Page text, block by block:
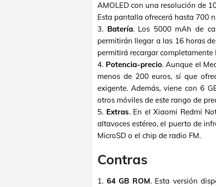
AMOLED con una resolución de
Esta pantalla ofrecerá hasta 700
3. Batería. Los 5000 mAh de
permitirán llegar a las 16 horas
permitirá recargar
4. Potencia-precio. Aunque el
menos de 200 euros, sí que
exigente. Además, viene con 6
otros móviles de este rango de
5. Extras. En el Xiaomi Redmi
altavoces estéreo, el puerto de
MicroSD o el chip de radio FM.
Contras
1. 64 GB ROM. Esta versión